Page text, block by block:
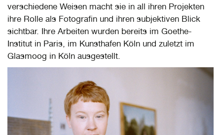
verschiedene Weisen macht sie in all ihren Projekten
ihre Rolle als Fotografin und ihren subjektiven Blick
sichtbar. Ihre Arbeiten wurden bereits im Goethe-
Institut in Paris, im Kunsthafen Köln und zuletzt im
Glasmoog in Köln ausgestellt.